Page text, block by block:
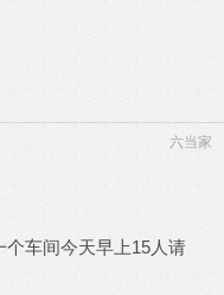
六当家
车间今天早上15人请